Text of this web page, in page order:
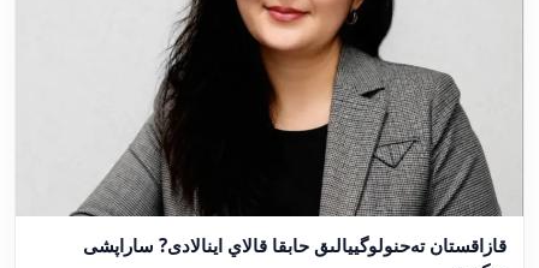
قازاقستان تەحنولوگييالىق حابقا قالاي اينالادى? ساراپشى